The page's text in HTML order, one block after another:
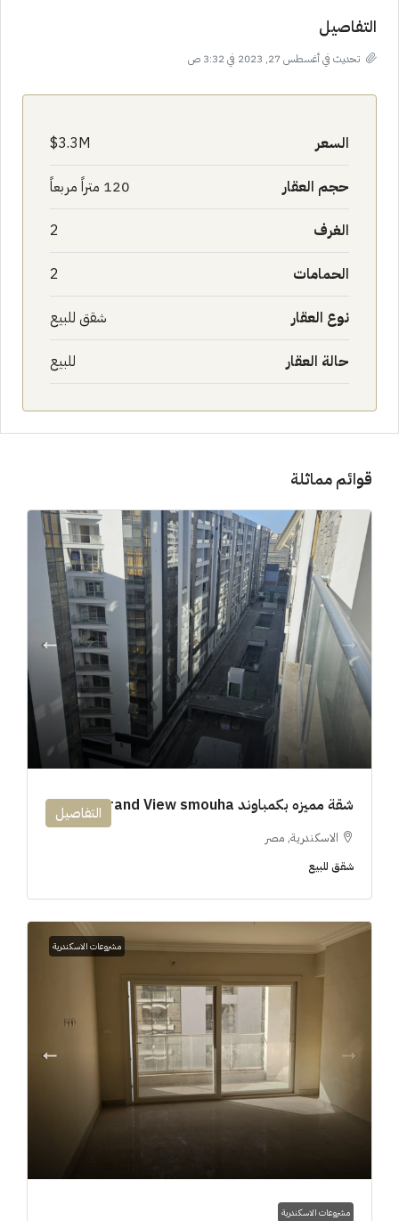
التفاصيل
تحديث في أغسطس 27, 2023 في 3:32 ص
السعر 3.3M$
حجم العقار 120 متراً مربعاً
الغرف 2
الحمامات 2
نوع العقار شقق للبيع
حالة العقار للبيع
قوائم مماثلة
شقة مميزه بكمباوند 194m Grand View smouha
الاسكندرية, مصر
شقق للبيع
التفاصيل
مشروعات الاسكندرية
مشروعات الاسكندرية